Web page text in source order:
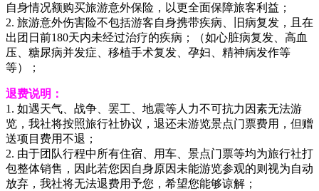
自身情况额购买旅游意外保险，以更全面保障旅客利益；
2. 旅游意外伤害险不包括游客自身携带疾病、旧病复发，且在
出团日前180天内未经过治疗的疾病；（如心脏病复发、高血
压、糖尿病并发症、移植手术复发、孕妇、精神病发作等
等）；
退费说明：
1. 如遇天气、战争、罢工、地震等人力不可抗力因素无法游
览，我社将按照旅行社协议，退还未游览景点门票费用，但赠
送项目费用不退；
2. 由于团队行程中所有住宿、用车、景点门票等均为旅行社打
包整体销售，因此若您因自身原因未能游览参观的则视为自动
放弃，我社将无法退费用予您，希望您能够谅解；